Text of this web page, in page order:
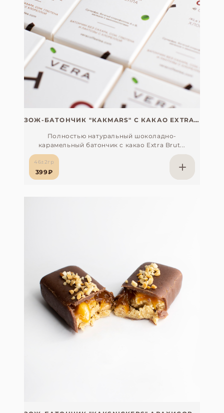
ЗОЖ-БАТОНЧИК "КАКMARS" С КАКАО EXTRA BRUT И ТЁМНЫМ ШОКОЛАДОМ, БЕЗ САХАРА, СОИ, ГЛЮТЕНА И ЛАКТОЗЫ (С ОРГАНИЧЕСКОЙ ХЛОРЕЛЛОЙ, ЯПОНИЯ)
Полностью натуральный шоколадно-
карамельный батончик c какао Extra Brut...
46±2гр
399₽